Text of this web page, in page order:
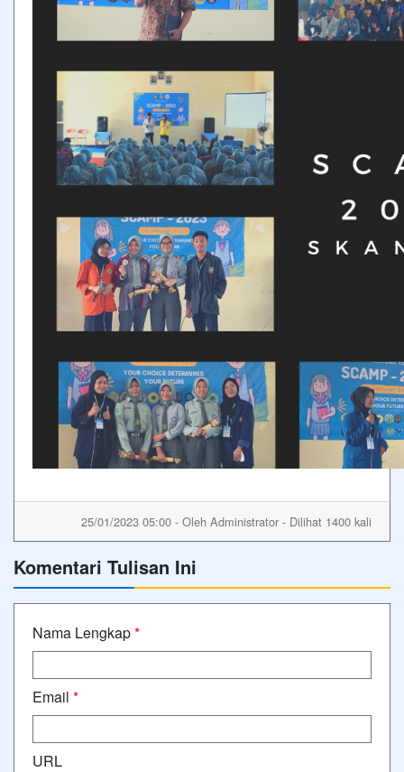
25/01/2023 05:00 - Oleh Administrator - Dilihat 1400 kali
Komentari Tulisan Ini
Nama Lengkap*
Email *
URL